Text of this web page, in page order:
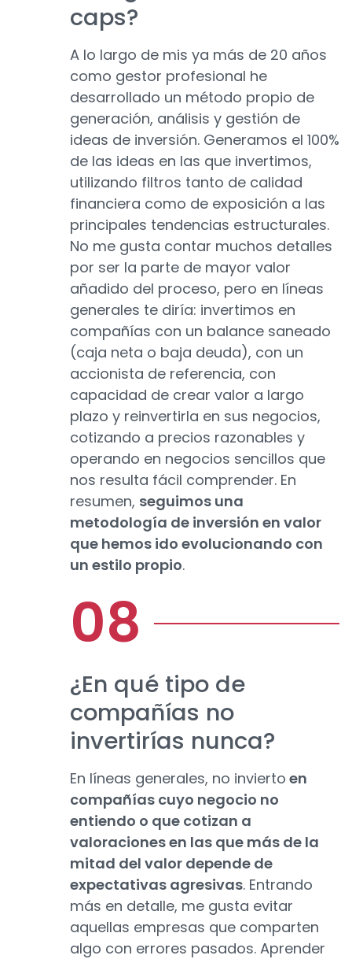
caps?
A lo largo de mis ya más de 20 años
como gestor profesional he
desarrollado un método propio de
generación, análisis y gestión de
ideas de inversión. Generamos el 100%
de las ideas en las que invertimos,
utilizando filtros tanto de calidad
financiera como de exposición a las
principales tendencias estructurales.
No me gusta contar muchos detalles
por ser la parte de mayor valor
añadido del proceso, pero en líneas
generales te diría: invertimos en
compañías con un balance saneado
(caja neta o baja deuda), con un
accionista de referencia, con
capacidad de crear valor a largo
plazo y reinvertirla en sus negocios,
cotizando a precios razonables y
operando en negocios sencillos que
nos resulta fácil comprender. En
resumen, seguimos una
metodología de inversión en valor
que hemos ido evolucionando con
un estilo propio.
¿En qué tipo de
compañías no
invertirías nunca?
En líneas generales, no invierto en
compañías cuyo negocio no
entiendo o que cotizan a
valoraciones en las que más de la
mitad del valor depende de
expectativas agresivas. Entrando
más en detalle, me gusta evitar
aquellas empresas que comparten
algo con errores pasados. Aprender